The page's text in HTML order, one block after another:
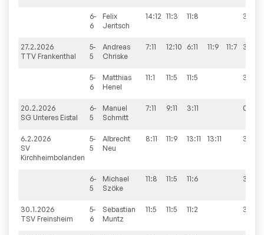
6-
6
Felix
Jentsch
14:12 11:3 11:8 3:0
27.2.2026
TTV Frankenthal
5-
5
Andreas
Chriske
7:11 12:10 6:11 11:9 11:7 3:2
5-
6
Matthias
Henel
11:1 11:5 11:5 3:0
20.2.2026
SG Unteres Eistal
6-
5
Manuel
Schmitt
7:11 9:11 3:11 0:3
6.2.2026
SV
Kirchheimbolanden
5-
5
Albrecht
Neu
8:11 11:9 13:11 13:11 3:1
6-
5
Michael
Szöke
11:8 11:5 11:6 3:0
30.1.2026
TSV Freinsheim
5-
6
Sebastian
Muntz
11:5 11:5 11:2 3:0